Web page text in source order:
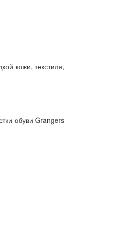
кожи, текстиля,
обуви Grangers